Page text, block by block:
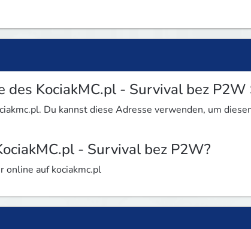
KociakMC.pl - Survival bez P2W
Du kannst diese Adresse verwenden, um
- Survival bez P2W?
online auf kociakmc.pl